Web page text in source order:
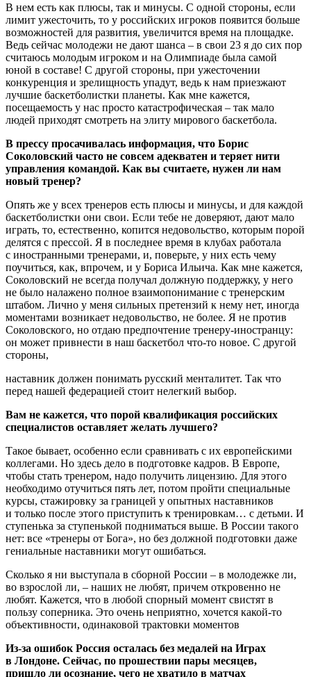
В нем есть как плюсы, так и минусы. С одной стороны, если
лимит ужесточить, то у российских игроков появится больше
возможностей для развития, увеличится время на площадке.
Ведь сейчас молодежи не дают шанса – в свои 23 я до сих пор
считаюсь молодым игроком и на Олимпиаде была самой
юной в составе! С другой стороны, при ужесточении
конкуренция и зрелищность упадут, ведь к нам приезжают
лучшие баскетболистки планеты. Как мне кажется,
посещаемость у нас просто катастрофическая – так мало
людей приходят смотреть на элиту мирового баскетбола.
В прессу просачивалась информация, что Борис
Соколовский часто не совсем адекватен и теряет нити
управления командой. Как вы считаете, нужен ли нам
новый тренер?
Опять же у всех тренеров есть плюсы и минусы, и для каждой
баскетболистки они свои. Если тебе не доверяют, дают мало
играть, то, естественно, копится недовольство, которым порой
делятся с прессой. Я в последнее время в клубах работала
с иностранными тренерами, и, поверьте, у них есть чему
поучиться, как, впрочем, и у Бориса Ильича. Как мне кажется,
Соколовский не всегда получал должную поддержку, у него
не было налажено полное взаимопонимание с тренерским
штабом. Лично у меня сильных претензий к нему нет, иногда
моментами возникает недовольство, не более. Я не против
Соколовского, но отдаю предпочтение тренеру-иностранцу:
он может привнести в наш баскетбол что-то новое. С другой
стороны,
наставник должен понимать русский менталитет. Так что
перед нашей федерацией стоит нелегкий выбор.
Вам не кажется, что порой квалификация российских
специалистов оставляет желать лучшего?
Такое бывает, особенно если сравнивать с их европейскими
коллегами. Но здесь дело в подготовке кадров. В Европе,
чтобы стать тренером, надо получить лицензию. Для этого
необходимо отучиться пять лет, потом пройти специальные
курсы, стажировку за границей у опытных наставников
и только после этого приступить к тренировкам… с детьми. И
ступенька за ступенькой подниматься выше. В России такого
нет: все «тренеры от Бога», но без должной подготовки даже
гениальные наставники могут ошибаться.
Сколько я ни выступала в сборной России – в молодежке ли,
во взрослой ли, – наших не любят, причем откровенно не
любят. Кажется, что в любой спорный момент свистят в
пользу соперника. Это очень неприятно, хочется какой-то
объективности, одинаковой трактовки моментов
Из-за ошибок Россия осталась без медалей на Играх
в Лондоне. Сейчас, по прошествии пары месяцев,
пришло ли осознание, чего не хватило в матчах